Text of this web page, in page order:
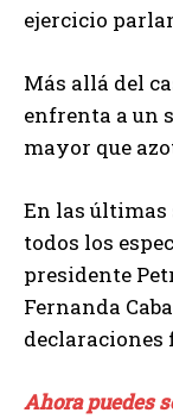
ejercicio
Más allá del
enfrenta a un
mayor que
En las últimas
todos los
presidente
Fernanda
declaraciones
Ahora puedes